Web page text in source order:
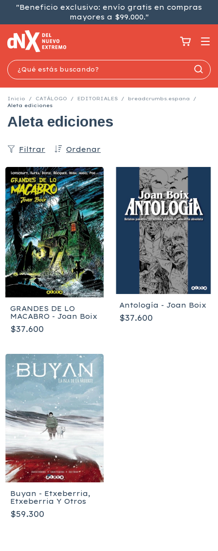
"Beneficio exclusivo: envío gratis en compras
mayores a $99.000."
Inicio / CATÁLOGO / EDITORIALES / breadcrumbs.espana
/
Aleta ediciones
Aleta ediciones
Ordenar
Filtrar
GRANDES DE LO
MACABRO - Joan Boix
$37.600
Antología - Joan Boix
$37.600
Buyan - Etxeberria,
Etxeberria Y Otros
$59.300